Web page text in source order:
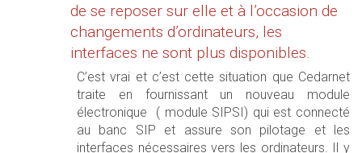
de se reposer sur elle et à l’occasion de
changements d’ordinateurs, les
interfaces ne sont plus disponibles.
C’est vrai et c’est cette situation que Cedarnet
traite en fournissant un nouveau module
électronique ( module SIPSI) qui est connecté
au banc SIP et assure son pilotage et les
interfaces nécessaires vers les ordinateurs. Il y